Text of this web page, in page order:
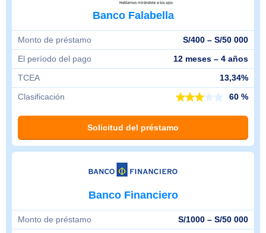
Banco Falabella
Monto de préstamo
S/400 – S/50 000
El período del pago
12 meses – 4 años
TCEA
13,34%
Clasificación
60 %
Solicitud del préstamo
Banco Financiero
Monto de préstamo
S/1000 – S/50 000